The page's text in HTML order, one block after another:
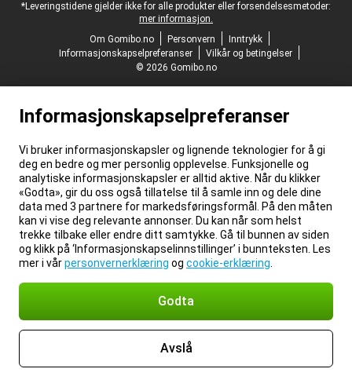
*Leveringstidene gjelder ikke for alle produkter eller forsendelsesmetoder:
mer informasjon.
Om Gomibo.no
Personvern
Inntrykk
Informasjonskapselpreferanser
Vilkår og betingelser
© 2026 Gomibo.no
Informasjonskapselpreferanser
Vi bruker informasjonskapsler og lignende teknologier for å gi
deg en bedre og mer personlig opplevelse. Funksjonelle og
analytiske informasjonskapsler er alltid aktive. Når du klikker
«Godta», gir du oss også tillatelse til å samle inn og dele dine
data med 3 partnere for markedsføringsformål. På den måten
kan vi vise deg relevante annonser. Du kan når som helst
trekke tilbake eller endre ditt samtykke. Gå til bunnen av siden
og klikk på ‘Informasjonskapselinnstillinger’ i bunnteksten. Les
mer i vårpersonvernerklæring og cookie-erklæring
Godta
Avslå